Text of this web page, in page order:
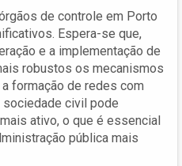
de controle em Porto
Espera-se que,
e a implementação de
robustos os mecanismos
formação de redes com
civil pode
ativo, o que é essencial
pública mais